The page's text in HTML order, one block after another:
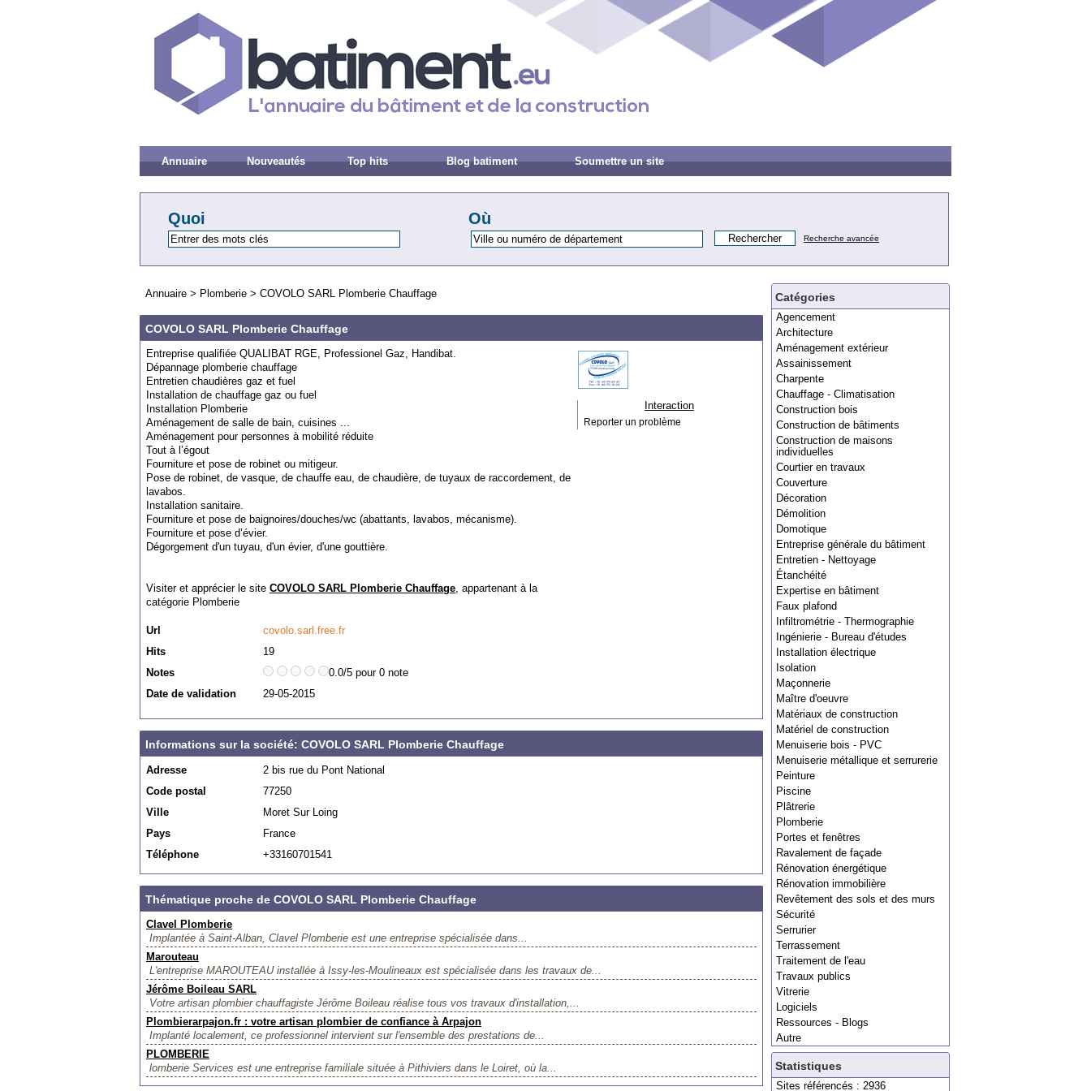
Annuaire Nouveautés Top hits Blog batiment Soumettre un site
Quoi Où
Recherche avancée
Catégories
Agencement
Architecture
Aménagement extérieur
Assainissement
Charpente
Chauffage - Climatisation
Construction bois
Construction de bâtiments
Construction de maisons
individuelles
Courtier en travaux
Couverture
Décoration
Démolition
Domotique
Entreprise générale du bâtiment
Entretien - Nettoyage
Étanchéité
Expertise en bâtiment
Faux plafond
Infiltrométrie - Thermographie
Ingénierie - Bureau d'études
Installation électrique
Isolation
Maçonnerie
Maître d'oeuvre
Matériaux de construction
Matériel de construction
Menuiserie bois - PVC
Menuiserie métallique et serrurerie
Peinture
Piscine
Plâtrerie
Plomberie
Portes et fenêtres
Ravalement de façade
Rénovation énergétique
Rénovation immobilière
Revêtement des sols et des murs
Sécurité
Serrurier
Terrassement
Traitement de l'eau
Travaux publics
Vitrerie
Logiciels
Ressources - Blogs
Autre
Statistiques
Sites référencés : 2936
Annuaire > Plomberie > COVOLO SARL Plomberie Chauffage
COVOLO SARL Plomberie Chauffage
Entreprise qualifiée QUALIBAT RGE, Professionel Gaz, Handibat.
Dépannage plomberie chauffage
Entretien chaudières gaz et fuel
Installation de chauffage gaz ou fuel
Installation Plomberie
Aménagement de salle de bain, cuisines ...
Aménagement pour personnes à mobilité réduite
Tout à l’égout
Fourniture et pose de robinet ou mitigeur.
Pose de robinet, de vasque, de chauffe eau, de chaudière, de tuyaux de raccordement, de
lavabos.
Installation sanitaire.
Fourniture et pose de baignoires/douches/wc (abattants, lavabos, mécanisme).
Fourniture et pose d’évier.
Dégorgement d'un tuyau, d'un évier, d'une gouttière.
Visiter et apprécier le site COVOLO SARL Plomberie Chauffage, appartenant à la
catégorie Plomberie
Url
covolo.sarl.free.fr
Hits
19
Notes
0.0/5 pour 0 note
Date de validation
29-05-2015
Interaction
Reporter un problème
Informations sur la société: COVOLO SARL Plomberie Chauffage
Adresse
2 bis rue du Pont National
Code postal
77250
Ville
Moret Sur Loing
Pays
France
Téléphone
+33160701541
Thématique proche de COVOLO SARL Plomberie Chauffage
Clavel Plomberie
Implantée à Saint-Alban, Clavel Plomberie est une entreprise spécialisée dans...
Marouteau
L'entreprise MAROUTEAU installée à Issy-les-Moulineaux est spécialisée dans les travaux de...
Jérôme Boileau SARL
Votre artisan plombier chauffagiste Jérôme Boileau réalise tous vos travaux d'installation,...
Plombierarpajon.fr : votre artisan plombier de confiance à Arpajon
Implanté localement, ce professionnel intervient sur l'ensemble des prestations de...
PLOMBERIE
lomberie Services est une entreprise familiale située à Pithiviers dans le Loiret, où la...